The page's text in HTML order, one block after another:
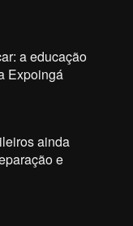
a educação
Expoingá
ainda
e